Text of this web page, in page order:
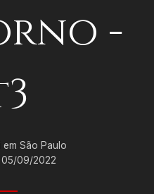
-
em São Paulo
05/09/2022